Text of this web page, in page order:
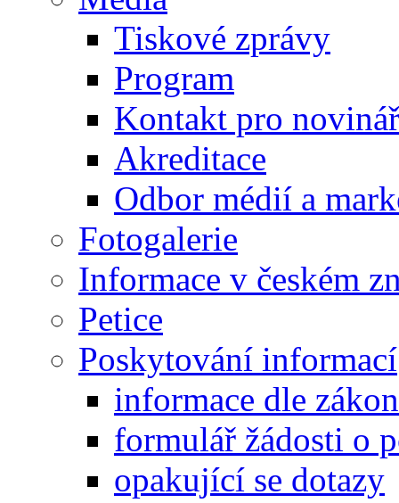
Tiskové zprávy
Program
Kontakt pro
Akreditace
Odbor médií a
Fotogalerie
Informace v českém
Petice
Poskytování informací
informace dle
formulář žádosti o
opakující se dotazy